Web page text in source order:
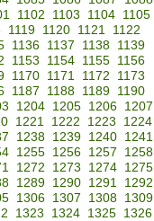
1102 1103 1104
1105
1119 1120 1121
1122
1136 1137 1138 1139
1153 1154 1155 1156
1170 1171 1172
1173
1187 1188 1189 1190
1204 1205 1206 1207
1221 1222 1223
1224
1238 1239 1240
1241
1255 1256 1257
1258
1272 1273 1274
1275
1289 1290 1291
1292
1306 1307 1308
1309
1323 1324 1325 1326